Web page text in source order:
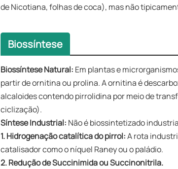
de Nicotiana, folhas de coca), mas não
Biossíntese
Biossíntese Natural: Em plantas e
partir de ornitina ou prolina. A ornitina é
alcaloides contendo pirrolidina por meio de
ciclização).
Síntese Industrial: Não é biossintetizado
1. Hidrogenação catalítica do pirrol:A rota
catalisador como o níquel Raney ou o paládio.
2. Redução de Succinimida ou Succinonitrila.